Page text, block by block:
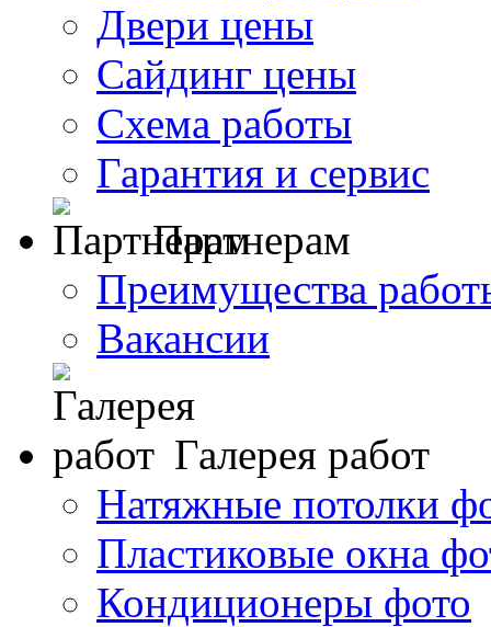
Двери цены
Сайдинг цены
Схема работы
Гарантия и сервис
Партнерам
Преимущества
Вакансии
Галерея работ
Натяжные потолки
Пластиковые окна
Кондиционеры фото